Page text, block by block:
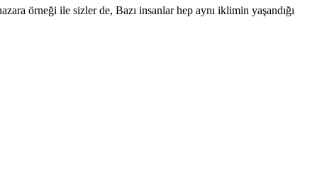
örneği ile sizler de, Bazı insanlar hep aynı iklimin yaşandığı